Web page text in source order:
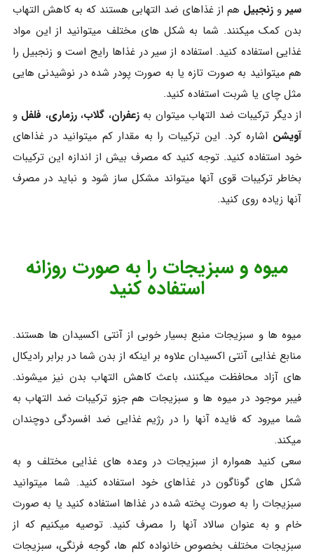
سیر و زنجبیل هم از غذاهای ضد التهابی هستند که به کاهش التهاب
بدن کمک میکنند. شما به شکل های مختلف میتوانید از این مواد
غذایی استفاده کنید. استفاده از سیر در غذاها رایج است و زنجبیل را
هم میتوانید به صورت تازه یا به صورت پودر شده در نوشیدنی هایی
مثل چای یا شربت استفاده کنید.
از دیگر ترکیبات ضد التهاب میتوان بهزعفران، گلاب،رزماری، فلفلو
آویشن اشاره کرد. این ترکیبات را به مقدار کم میتوانید در غذاهای
خود استفاده کنید. توجه کنید که مصرف بیش از اندازه این ترکیبات
بخاطر ترکیبات قوی آنها میتواند مشکل ساز شود و نباید در مصرف
آنها زیاده روی کنید.
میوه و سبزیجات را به صورت روزانه
استفاده کنید
میوه ها و سبزیجات منبع بسیار خوبی از آنتی اکسیدان ها هستند.
منابع غذایی آنتی اکسیدان علاوه بر اینکه از بدن شما در برابر رادیکال
های آزاد محافظت میکنند، باعث کاهش التهاب بدن نیز میشوند.
فیبر موجود در میوه ها و سبزیجات هم جزو ترکیبات ضد التهاب به
شما میرود که فایده آنها را در رژیم غذایی ضد افسردگی دوچندان
میکند.
سعی کنید همواره از سبزیجات در وعده های غذایی مختلف و به
شکل های گوناگون در غذاهای خود استفاده کنید. شما میتوانید
سبزیجات را به صورت پخته شده در غذاها استفاده کنید یا به صورت
خام و به عنوان سالاد آنها را مصرف کنید. توصیه میکنیم که از
سبزیجات مختلف بخصوص خانواده کلم ها، گوجه فرنگی، سبزیجات